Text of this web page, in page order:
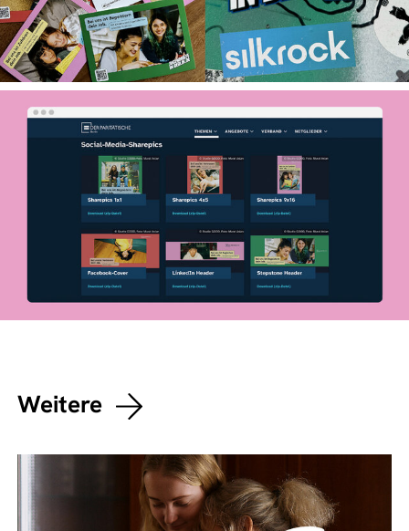
Weitere